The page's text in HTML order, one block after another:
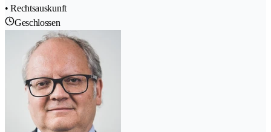
• Rechtsauskunft
Geschlossen